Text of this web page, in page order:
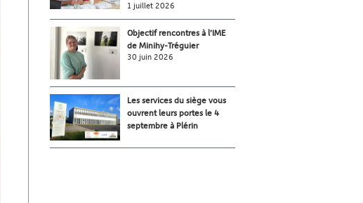
1 juillet 2026
Objectif rencontres à l’IME
de Minihy-Tréguier
30 juin 2026
Les services du siège vous
ouvrent leurs portes le 4
septembre à Plérin